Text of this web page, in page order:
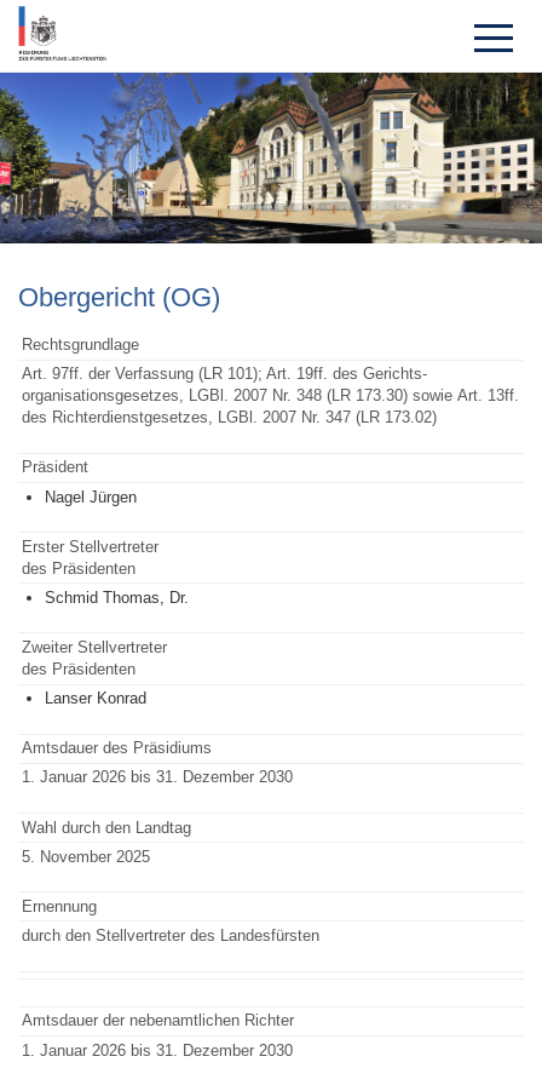
Ober­gericht (OG)
Rechtsgrundlage
Art. 97ff. der Verfassung (LR 101); Art. 19ff. des Gerichts-
organisationsgesetzes, LGBl. 2007 Nr. 348 (LR 173.30) sowie Art. 13ff.
des Richterdienstgesetzes, LGBl. 2007 Nr. 347 (LR 173.02)
Präsident
Nagel Jürgen
Erster Stellvertreter
des Präsidenten
Schmid Thomas, Dr.
Zweiter Stellvertreter
des Präsidenten
Lanser Konrad
Amtsdauer des Präsidiums
1. Januar 2026 bis 31. Dezember 2030
Wahl durch den Landtag
5. November 2025
Ernennung
durch den Stellvertreter des Landesfürsten
Amtsdauer der nebenamtlichen Richter
1. Januar 2026 bis 31. Dezember 2030